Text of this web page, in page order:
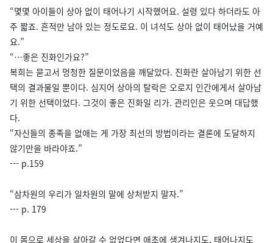
“몇몇 아이들이 상아 없이 태어나기 시작했어요. 설령 있다 하더라도 아
주 짧죠. 흔적만 남아 있는 정도로요. 이 녀석도 상아 없이 태어났을 거예
요.”
“…좋은 진화인가요?”
복희는 묻고서 멍청한 질문이었음을 깨달았다. 진화란 살아남기 위한 선
택의 결과물일 뿐이다. 심지어 상아의 탈락은 오로지 인간에게서 살아남
기 위한 선택이었다. 그것이 좋은 진화일 리가. 관리인은 웃으며 대답했
다.
“자신들의 종족을 없애는 게 가장 최선의 방법이라는 결론에 도달하지
않기만을 바라야죠.”
--- p.159
“삼차원의 우리가 일차원의 말에 상처받지 말자.”
--- p. 179
이 몸으로 세상을 살아갈 수 없었다면 애초에 생겨나지도, 태어나지도